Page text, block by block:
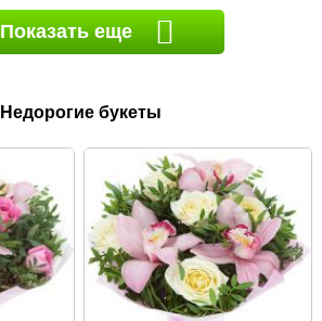
Показать еще
Недорогие букеты